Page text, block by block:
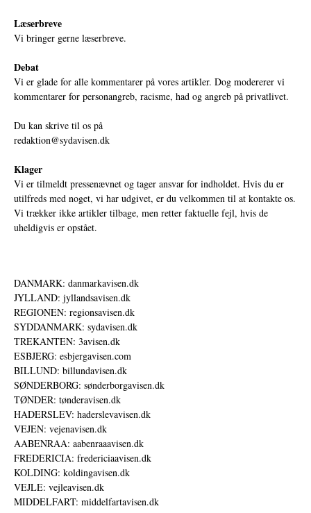
Læserbreve
Vi bringer gerne læserbreve.
Debat
Vi er glade for alle kommentarer på vores artikler. Dog modererer vi
kommentarer for personangreb, racisme, had og angreb på privatlivet.
Du kan skrive til os på
redaktion@sydavisen.dk
Klager
Vi er tilmeldt pressenævnet og tager ansvar for indholdet. Hvis du er
utilfreds med noget, vi har udgivet, er du velkommen til at kontakte os.
Vi trækker ikke artikler tilbage, men retter faktuelle fejl, hvis de
uheldigvis er opstået.
DANMARK: danmarkavisen.dk
JYLLAND: jyllandsavisen.dk
REGIONEN: regionsavisen.dk
SYDDANMARK: sydavisen.dk
TREKANTEN: 3avisen.dk
ESBJERG: esbjergavisen.com
BILLUND: billundavisen.dk
SØNDERBORG: sønderborgavisen.dk
TØNDER: tønderavisen.dk
HADERSLEV: haderslevavisen.dk
VEJEN: vejenavisen.dk
AABENRAA: aabenraaavisen.dk
FREDERICIA: fredericiaavisen.dk
KOLDING: koldingavisen.dk
VEJLE: vejleavisen.dk
MIDDELFART: middelfartavisen.dk